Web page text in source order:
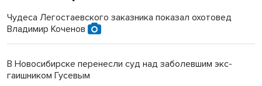
Чудеса Легостаевского заказника показал охотовед
Владимир Коченов
В Новосибирске перенесли суд над заболевшим экс-
гаишником Гусевым